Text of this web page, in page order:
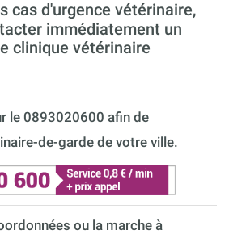
cas d'urgence vétérinaire,
immédiatement un
clinique vétérinaire
le 0893020600 afin de
de-garde de votre ville.
ou la marche à